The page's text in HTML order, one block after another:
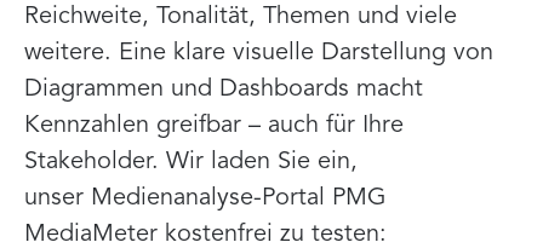
Reichweite, Tonalität, Themen und viele
weitere. Eine klare visuelle Darstellung von
Diagrammen und Dashboards macht
Kennzahlen greifbar – auch für Ihre
Stakeholder. Wir laden Sie ein,
unser Medienanalyse-Portal PMG
MediaMeter kostenfrei zu testen: